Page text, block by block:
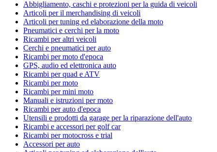
Abbigliamento, caschi e protezioni per la guida di veicoli
Articoli per il merchandising di veicoli
Articoli per tuning ed elaborazione della moto
Pneumatici e cerchi per la moto
Ricambi per altri veicoli
Cerchi e pneumatici per auto
Ricambi per moto d'epoca
GPS, audio ed elettronica auto
Ricambi per quad e ATV
Ricambi per moto
Ricambi per mini moto
Manuali e istruzioni per moto
Ricambi per auto d'epoca
Utensili e prodotti da garage per la riparazione dell'auto
Ricambi e accessori per golf car
Ricambi per motocross e trial
Accessori per auto